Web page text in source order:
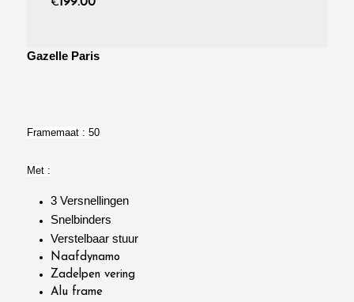
€ 199.00
Gazelle Paris
Framemaat : 50
Met :
3 Versnellingen
Snelbinders
Verstelbaar stuur
Naafdynamo
Zadelpen vering
Alu frame